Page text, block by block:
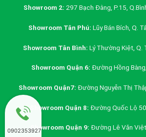
Showroom 2: 297 Bạch Đằng, P.15,
Showroom Tân Phú: Lũy Bán Bích, Q.
Showroom Tân Bình: Lý Thường Kiệt, Q.
Showroom Quận 6: Đường Hồng
Showroom Quận7: Đường Nguyễn Thị
Showroom Quận 8: Đường Quốc Lộ
Showroom Quận 9: Đường Lê Văn
0902353927